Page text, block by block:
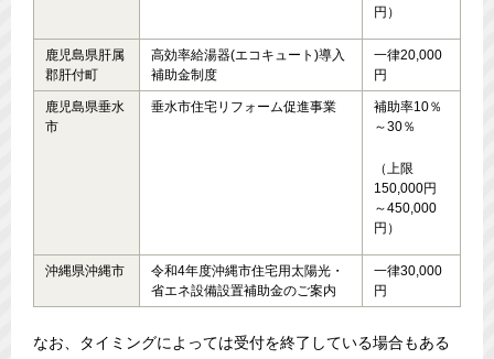
円）
鹿児島県肝属
郡肝付町
高効率給湯器(エコキュート)導入
補助金制度
一律20,000
円
鹿児島県垂水
市
垂水市住宅リフォーム促進事業
補助率10％
～30％
（上限
150,000円
～450,000
円）
沖縄県沖縄市
令和4年度沖縄市住宅用太陽光・
省エネ設備設置補助金のご案内
一律30,000
円
なお、タイミングによっては受付を終了している場合もある